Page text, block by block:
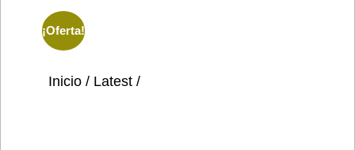
¡Oferta!
Inicio / Latest /